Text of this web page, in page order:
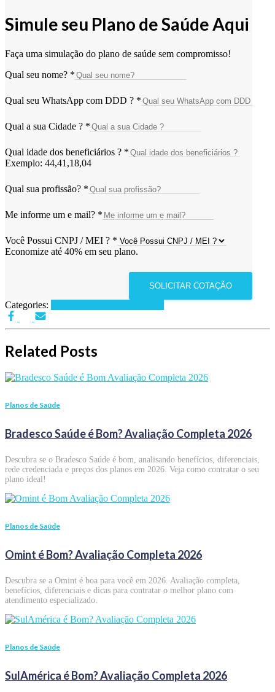
Simule seu Plano de Saúde Aqui
Faça uma simulação do plano de saúde sem compromisso!
Qual seu nome? *
Qual seu WhatsApp com DDD ? *
Qual a sua Cidade ? *
Qual idade dos beneficiários ? *
Exemplo: 44,41,18,04
Qual sua profissão? *
Me informe um e mail? *
Você Possui CNPJ / MEI ? *
Economize até 40% em seu plano.
SOLICITAR COTAÇÃO
Categories:
Related Posts
Planos de Saúde
Bradesco Saúde é Bom? Avaliação Completa 2026
Descubra se o Bradesco Saúde é bom, analisando benefícios, diferenciais,
rede credenciada e preços dos planos em 2026. Veja como contratar o seu
plano ideal!
Planos de Saúde
Omint é Bom? Avaliação Completa 2026
Descubra se a Omint é boa para você em 2026. Avaliação completa,
benefícios, diferenciais e dicas para contratar o melhor plano com
atendimento especializado.
Planos de Saúde
SulAmérica é Bom? Avaliação Completa 2026